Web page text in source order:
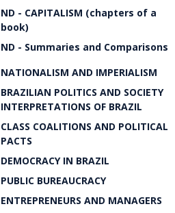
ND - CAPITALISM (chapters of a
book)
ND - Summaries and Comparisons
NATIONALISM AND IMPERIALISM
BRAZILIAN POLITICS AND SOCIETY
INTERPRETATIONS OF BRAZIL
CLASS COALITIONS AND POLITICAL
PACTS
DEMOCRACY IN BRAZIL
PUBLIC BUREAUCRACY
ENTREPRENEURS AND MANAGERS